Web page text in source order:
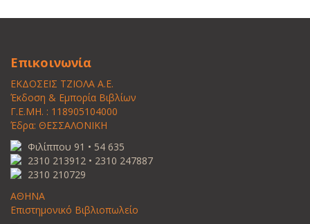
Επικοινωνία
ΕΚΔΟΣΕΙΣ ΤΖΙΟΛΑ Α.Ε.
Έκδοση & Εμπορία Βιβλίων
Γ.Ε.ΜΗ. : 118905104000
Έδρα: ΘΕΣΣΑΛΟΝΙΚΗ
Φιλίππου 91 • 54 635
2310 213912 • 2310 247887
2310 210729
ΑΘΗΝΑ
Επιστημονικό Βιβλιοπωλείο